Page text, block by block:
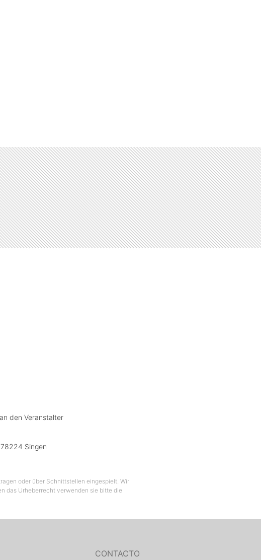
den Veranstalter
Singen
oder über Schnittstellen eingespielt. Wir
das Urheberrecht verwenden sie bitte die
CONTACTO